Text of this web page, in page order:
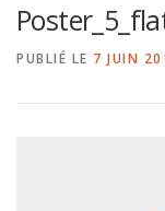
CONTACT
PUBLIÉ LE 7 JUIN